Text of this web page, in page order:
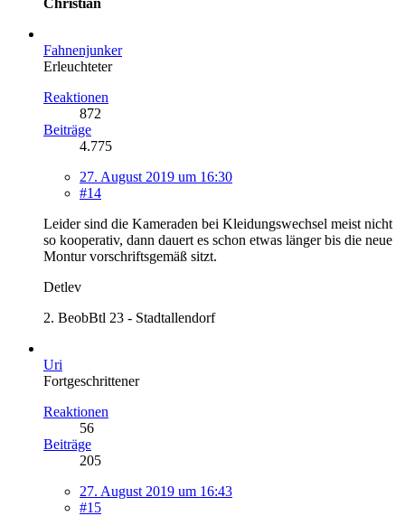
Fahnenjunker
Erleuchteter
Reaktionen
872
Beiträge
4.775
27. August 2019 um 16:30
#14
Leider sind die Kameraden bei Kleidungswechsel meist nicht
so kooperativ, dann dauert es schon etwas länger bis die neue
Montur vorschriftsgemäß sitzt.
Detlev
2. BeobBtl 23 - Stadtallendorf
Uri
Fortgeschrittener
Reaktionen
56
Beiträge
205
27. August 2019 um 16:43
#15